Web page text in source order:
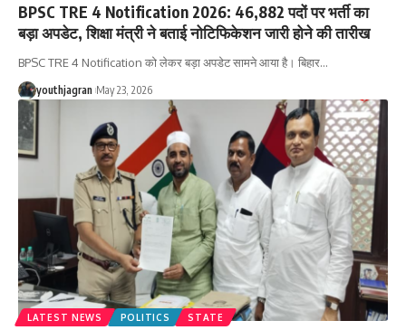
BPSC TRE 4 Notification 2026: 46,882 पदों पर भर्ती का
बड़ा अपडेट, शिक्षा मंत्री ने बताई नोटिफिकेशन जारी होने की तारीख
BPSC TRE 4 Notification को लेकर बड़ा अपडेट सामने आया है। बिहार…
youthjagran May 23, 2026
LATEST NEWS POLITICS STATE